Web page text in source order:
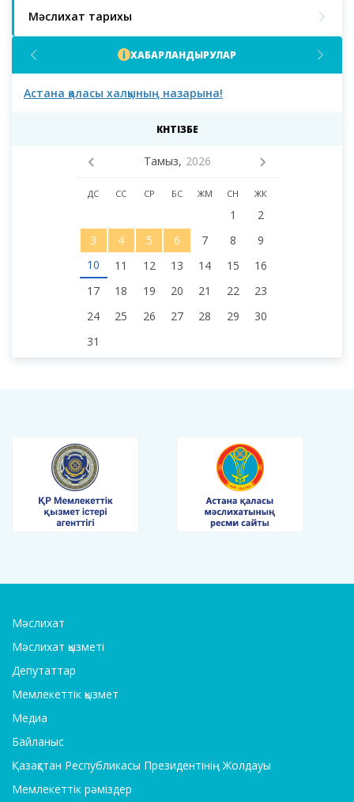
Мәслихат тарихы
ХАБАРЛАНДЫРУЛАР
Астана қаласы халқының назарына!
КҮНТІЗБЕ
Тамыз, 2026
ДС СС СР БС ЖМ СН ЖК
1
2
3
4 5 6 7 8
9
10
11 12 13 14 15
16
17
18 19 20 21 22
23
24
25 26 27 28 29
30
31
Мәслихат
Мәслихат қызметі
Депутаттар
Мемлекеттік қызмет
Медиа
Байланыс
Қазақстан Республикасы Президентінің Жолдауы
Мемлекеттік рәміздер